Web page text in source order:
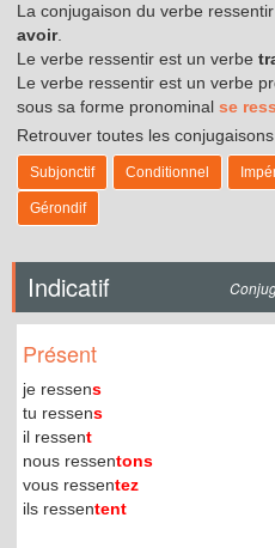
La conjugaison du verbe
avoir.
Le verbe ressentir est un verbe
Le verbe ressentir est un verbe
sous sa forme pronominal se
Retrouver toutes les
Subjonctif Conditionnel
Gérondif
Indicatif
Présent
je ressens
tu ressens
il ressent
nous ressentons
vous ressentez
ils ressentent